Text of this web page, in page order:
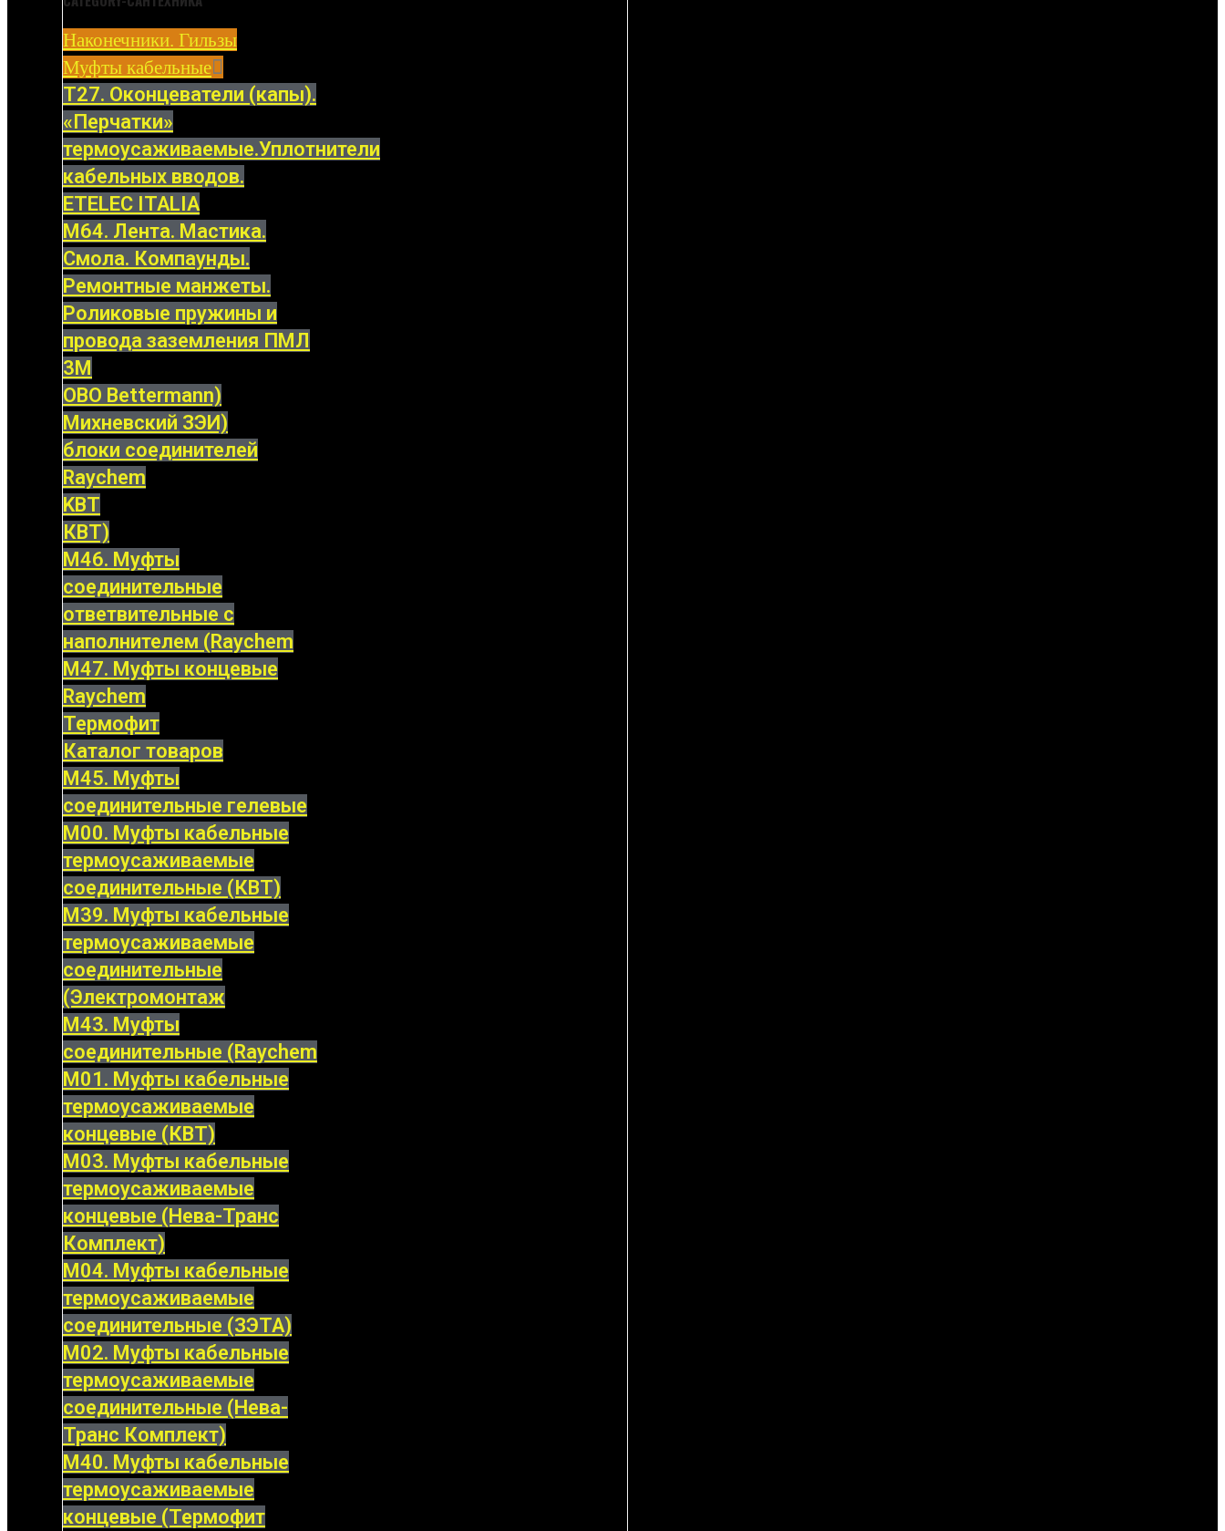
Наконечники. Гильзы
Муфты кабельные
Т27. Оконцеватели (капы).
«Перчатки»
термоусаживаемые.Уплотнители
кабельных вводов.
ETELEC ITALIA
М64. Лента. Мастика.
Смола. Компаунды.
Ремонтные манжеты.
Роликовые пружины и
провода заземления ПМЛ
3M
OBO Bettermann)
Михневский ЗЭИ)
блоки соединителей
Raychem
KBT
КВТ)
М46. Муфты
соединительные
ответвительные с
наполнителем (Raychem
М47. Муфты концевые
Raychem
Термофит
Каталог товаров
М45. Муфты
соединительные гелевые
М00. Муфты кабельные
термоусаживаемые
соединительные (КВТ)
М39. Муфты кабельные
термоусаживаемые
соединительные
(Электромонтаж
М43. Муфты
соединительные (Raychem
М01. Муфты кабельные
термоусаживаемые
концевые (КВТ)
М03. Муфты кабельные
термоусаживаемые
концевые (Нева-Транс
Комплект)
М04. Муфты кабельные
термоусаживаемые
соединительные (ЗЭТА)
М02. Муфты кабельные
термоусаживаемые
соединительные (Нева-
Транс Комплект)
М40. Муфты кабельные
термоусаживаемые
концевые (Термофит